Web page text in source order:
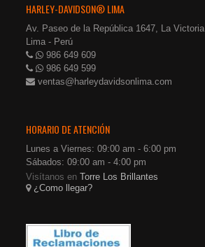
HARLEY-DAVIDSON® LIMA
Av. Paseo de la República 1647, La Victoria
Lima - Perú
986 649 609
986 649 599
ventas@harleydavidsonlima.com
HORARIO DE ATENCIÓN
Lunes a Viernes: 09:00 am - 6:00 pm
Sábados: 09:00 am - 4:00 pm
Visítanos enTorre Los Brillantes
¿Como llegar?